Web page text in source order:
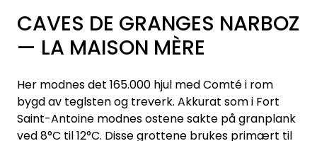
CAVES DE GRANGES NARBOZ
— LA MAISON MÈRE
Her modnes det 165.000 hjul med Comté i rom
bygd av teglsten og treverk. Akkurat som i Fort
Saint-Antoine modnes ostene sakte på granplank
ved 8°C til 12°C. Disse grottene brukes primært til